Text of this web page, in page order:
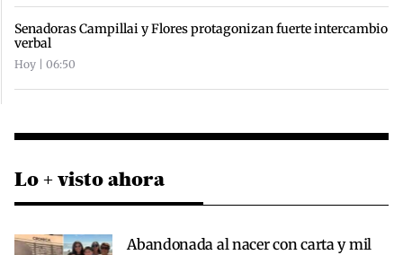
Senadoras Campillai y Flores protagonizan fuerte intercambio
verbal
Hoy | 06:50
Lo + visto ahora
Abandonada al nacer con carta y mil